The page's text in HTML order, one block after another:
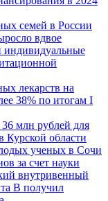
семей в России
вдвое
лекарств на
38% по итогам I
млн рублей для
Курской области
ученых в Сочи
за счет науки
внутривенный
В получил